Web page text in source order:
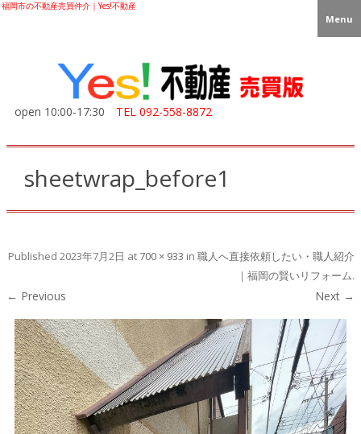
福岡市の不動産売買仲介｜Yes!不動産
open 10:00-17:30 TEL 092-558-8872
Menu
sheetwrap_before1
Published 2023年7月2日 at700 × 933 in 職人へ直接依頼したい・職人紹介
｜福岡の賢いリフォーム.
← Previous Next →